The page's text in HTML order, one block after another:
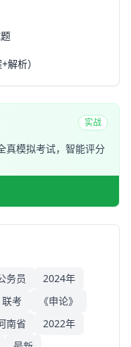
解析）
实战
真模拟考试，智能评分
务员
2024年
联考
《申论》
南省
2022年